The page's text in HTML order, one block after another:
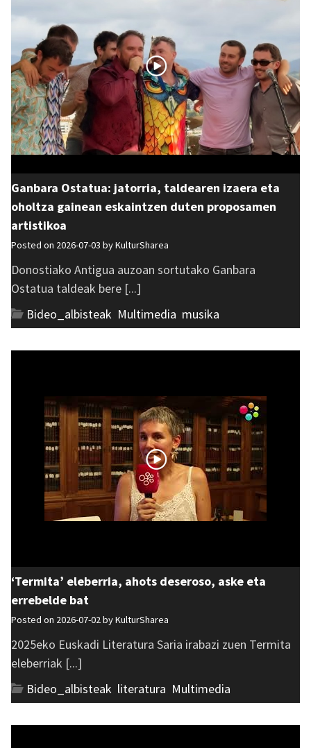
Ganbara Ostatua: jatorria, taldearen izaera eta
oholtza gainean eskaintzen duten proposamen
artistikoa
Posted on 2026-07-03 byKulturSharea
Donostiako Antigua auzoan sortutako Ganbara
Ostatua taldeak bere [...]
Bideo_albisteak Multimedia musika
‘Termita’ eleberria, ahots deseroso, aske eta
errebelde bat
Posted on 2026-07-02 byKulturSharea
2025eko Euskadi Literatura Saria irabazi zuen Termita
eleberriak [...]
Bideo_albisteak literatura Multimedia